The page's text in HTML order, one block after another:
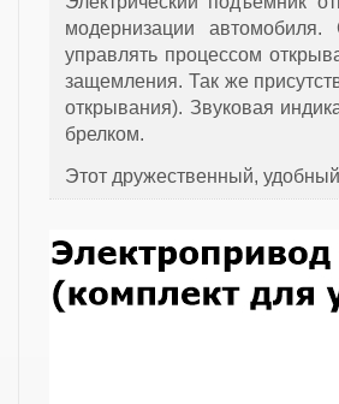
модернизации
управлять процессом
защемления. Так же
открывания). Звуковая
брелком.
Этот дружественный,